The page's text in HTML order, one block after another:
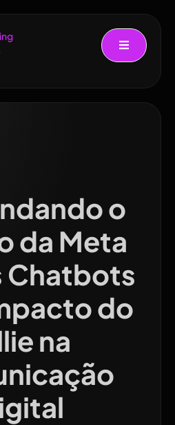
o
da Meta
Chatbots
do
na